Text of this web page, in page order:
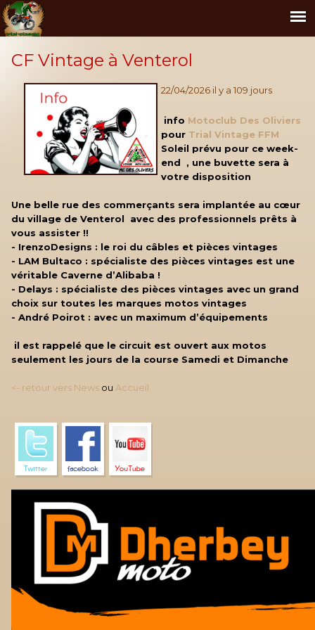
CF Vintage à Venterol
22/04/2026 il y a 109 jours
info Motoclub Des Oliviers
pour Trial Vintage FFM
Soleil prévu pour ce week-
end
, une buvette sera à
votre disposition
Une belle rue des commerçants sera implantée au cœur
du village de Venterol avec des professionnels prêts à
vous assister !!
- IrenzoDesigns : le roi du câbles et pièces vintages
- LAM Bultaco : spécialiste des pièces vintages est une
véritable Caverne d’Alibaba !
- Delays : spécialiste des pièces vintages avec un grand
choix sur toutes les marques motos vintages
- André Poirot : avec un maximum d’équipements
il est rappelé que le circuit est ouvert aux motos
seulement les jours de la course Samedi et Dimanche
<- retour vers News ou Accueil